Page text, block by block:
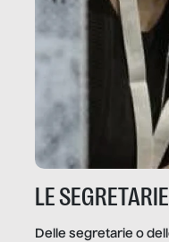
LE
Delle segretarie o